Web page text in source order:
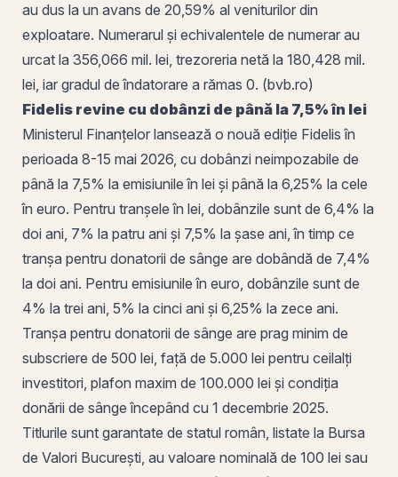
au dus la un avans de 20,59% al veniturilor din
exploatare. Numerarul și echivalentele de numerar au
urcat la 356,066 mil. lei, trezoreria netă la 180,428 mil.
lei, iar gradul de îndatorare a rămas 0. (bvb.ro)
Fidelis revine cu dobânzi de până la 7,5% în lei
Ministerul Finanțelor lansează o nouă ediție Fidelis în
perioada 8-15 mai 2026, cu dobânzi neimpozabile de
până la 7,5% la emisiunile în lei și până la 6,25% la cele
în euro. Pentru tranșele în lei, dobânzile sunt de 6,4% la
doi ani, 7% la patru ani și 7,5% la șase ani, în timp ce
tranșa pentru donatorii de sânge are dobândă de 7,4%
la doi ani. Pentru emisiunile în euro, dobânzile sunt de
4% la trei ani, 5% la cinci ani și 6,25% la zece ani.
Tranșa pentru donatorii de sânge are prag minim de
subscriere de 500 lei, față de 5.000 lei pentru ceilalți
investitori, plafon maxim de 100.000 lei și condiția
donării de sânge începând cu 1 decembrie 2025.
Titlurile sunt garantate de statul român, listate la Bursa
de Valori București, au valoare nominală de 100 lei sau